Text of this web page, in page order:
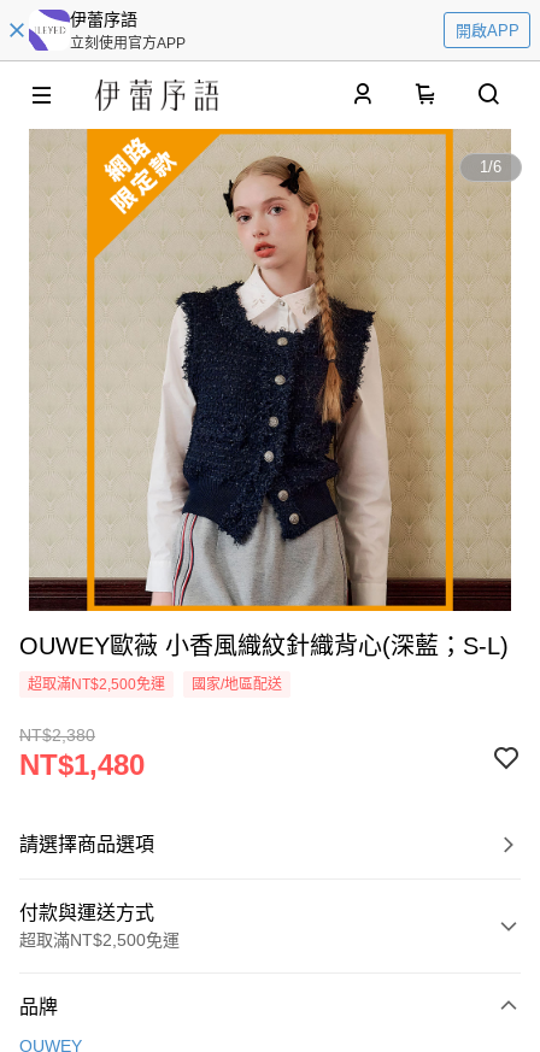
伊蕾序語
立刻使用官方APP
開啟APP
1/6
OUWEY歐薇 小香風織紋針織背心(深藍；S-L)
超取滿NT$2,500免運 國家/地區配送
NT$2,380
NT$1,480
請選擇商品選項
付款與運送方式
超取滿NT$2,500免運
信用卡一次付款
品牌
OUWEY